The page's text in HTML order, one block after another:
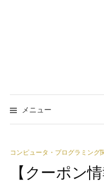
メニュー
コンピュータ・プログラミング
【クーポン